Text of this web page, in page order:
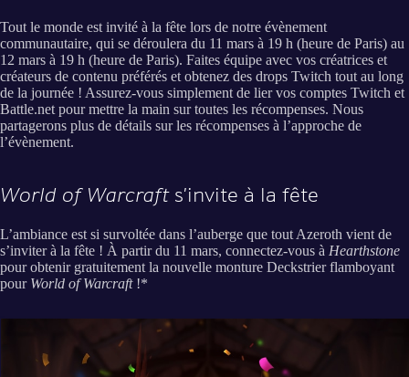
Tout le monde est invité à la fête lors de notre évènement
communautaire, qui se déroulera du 11 mars à 19 h (heure de Paris) au
12 mars à 19 h (heure de Paris). Faites équipe avec vos créatrices et
créateurs de contenu préférés et obtenez des drops Twitch tout au long
de la journée ! Assurez-vous simplement de lier vos comptes Twitch et
Battle.net pour mettre la main sur toutes les récompenses. Nous
partagerons plus de détails sur les récompenses à l’approche de
l’évènement.
World of Warcrafts’invite à la fête
L’ambiance est si survoltée dans l’auberge que tout Azeroth vient de
s’inviter à la fête ! À partir du 11 mars, connectez-vous à Hearthstone
pour obtenir gratuitement la nouvelle monture Deckstrier flamboyant
pour World of Warcraft!*